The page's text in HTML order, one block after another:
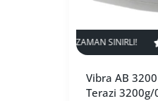
SÜPER INDIRIM
Vibra AB
Terazi 3200g/